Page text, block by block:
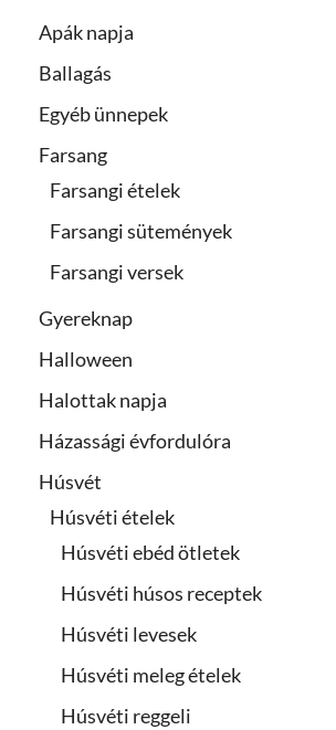
Apák napja
Ballagás
Egyéb ünnepek
Farsang
Farsangi ételek
Farsangi sütemények
Farsangi versek
Gyereknap
Halloween
Halottak napja
Házassági évfordulóra
Húsvét
Húsvéti ételek
Húsvéti ebéd ötletek
Húsvéti húsos receptek
Húsvéti levesek
Húsvéti meleg ételek
Húsvéti reggeli